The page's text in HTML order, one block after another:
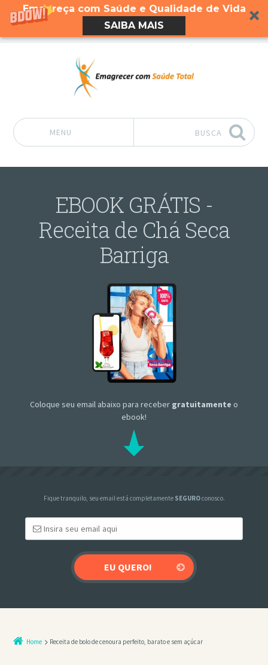
Emagreça com Saúde e Qualidade de Vida
SAIBA MAIS
MENU BUSCA
EBOOK GRÁTIS -
Receita de Chá Seca
Barriga
Coloque seu email abaixo para receber gratuitamente o
ebook!
Fique tranquilo, seu email está completamente SEGUROconosco.
Home Receita de bolo de cenoura perfeito, barato e sem açúcar